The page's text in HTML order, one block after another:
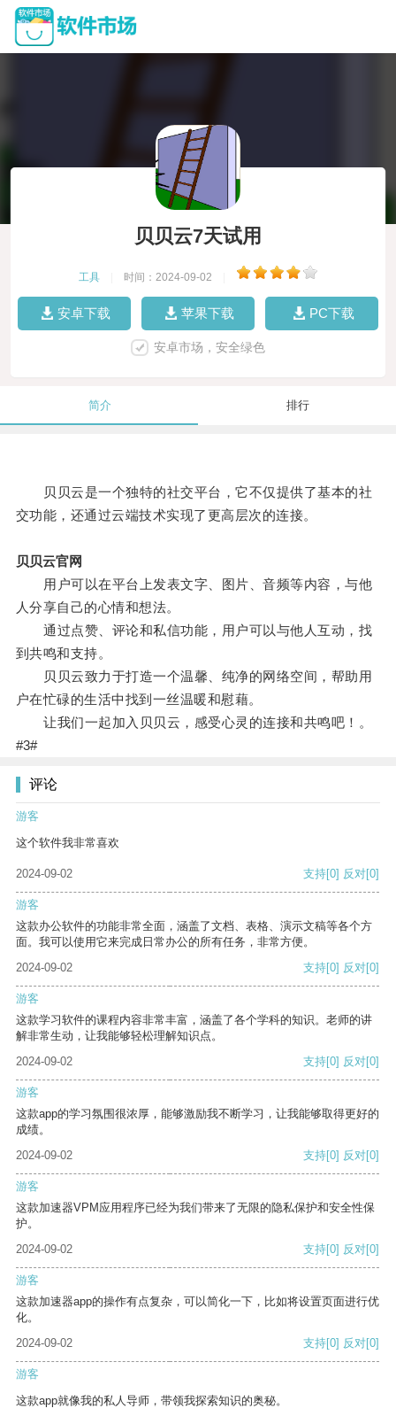
贝贝云7天试用
工具 时间：2024-09-02
安卓下载 苹果下载 PC下载
安卓市场，安全绿色
简介 排行
贝贝云是一个独特的社交平台，它不仅提供了基本的社
交功能，还通过云端技术实现了更高层次的连接。
贝贝云官网
用户可以在平台上发表文字、图片、音频等内容，与他
人分享自己的心情和想法。
通过点赞、评论和私信功能，用户可以与他人互动，找
到共鸣和支持。
贝贝云致力于打造一个温馨、纯净的网络空间，帮助用
户在忙碌的生活中找到一丝温暖和慰藉。
让我们一起加入贝贝云，感受心灵的连接和共鸣吧！。
#3#
评论
游客
这个软件我非常喜欢
2024-09-02 支持[0] 反对[0]
游客
这款办公软件的功能非常全面，涵盖了文档、表格、演示文稿等各个方
面。我可以使用它来完成日常办公的所有任务，非常方便。
2024-09-02
支持[0] 反对[0]
游客
这款学习软件的课程内容非常丰富，涵盖了各个学科的知识。老师的讲
解非常生动，让我能够轻松理解知识点。
2024-09-02
支持[0] 反对[0]
游客
这款app的学习氛围很浓厚，能够激励我不断学习，让我能够取得更好的
成绩。
2024-09-02
支持[0] 反对[0]
游客
这款加速器VPM应用程序已经为我们带来了无限的隐私保护和安全性保
护。
2024-09-02
支持[0] 反对[0]
游客
这款加速器app的操作有点复杂，可以简化一下，比如将设置页面进行优
化。
2024-09-02
支持[0] 反对[0]
游客
这款app就像我的私人导师，带领我探索知识的奥秘。